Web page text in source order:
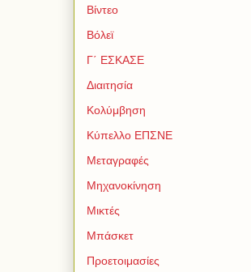
Βίντεο
Βόλεϊ
Γ΄ ΕΣΚΑΣΕ
Διαιτησία
Κολύμβηση
Κύπελλο ΕΠΣΝΕ
Μεταγραφές
Μηχανοκίνηση
Μικτές
Μπάσκετ
Προετοιμασίες